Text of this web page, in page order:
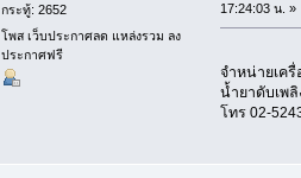
กระทู้: 2652
โพส เว็บประกาศลด แหล่งรวม ลง
ประกาศฟรี
17:24:03 น. »
จำหน่ายเครื่
น้ำยาดับเพลิ
โทร 02-